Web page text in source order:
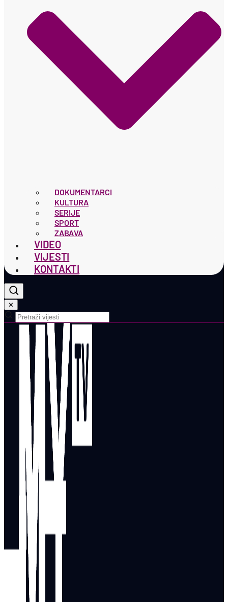
DOKUMENTARCI
KULTURA
SERIJE
SPORT
ZABAVA
VIDEO
VIJESTI
KONTAKTI
✕